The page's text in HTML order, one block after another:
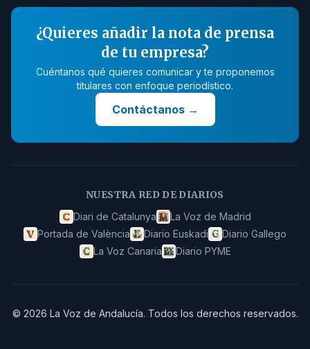
¿Quieres añadir la nota de prensa
de tu empresa?
Cuéntanos qué quieres comunicar y te proponemos
titulares con enfoque periodístico.
Contáctanos→
NUESTRA RED DE DIARIOS
Diari de Catalunya
La Voz de Madrid
Portada de València
Diario Euskadi
Diario Gallego
La Voz Canaria
Diario PYME
© 2026 La Voz de Andalucía. Todos los derechos reservados.